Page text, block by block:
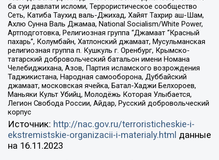
ба суи давлати исломи, Террористическое сообщество
Сеть, Катиба Таухид валь-Джихад, Хайят Тахрир аш-Шам,
Ахлю Сунна Валь Джамаа, National Socialism/White Power,
Артподготовка, Религиозная группа “Джамаат “Красный
пахарь”, Колумбайн, Хатлонский джамаат, Мусульманская
религиозная группа п. Кушкуль г. Оренбург, Крымско-
татарский добровольческий батальон имени Номана
Челебиджихана, Азов, Партия исламского возрождения
Таджикистана, Народная самооборона, Дуббайский
джамаат, московская ячейка, Батал-Хаджи Белхороев,
Маньяки Культ Убийц, Молодёжь Которая Улыбается,
Легион Свобода России, Айдар, Русский добровольческий
корпус
Источник: http://nac.gov.ru/terroristicheskie-i-
ekstremistskie-organizacii-i-materialy.html данные
на 16.11.2023